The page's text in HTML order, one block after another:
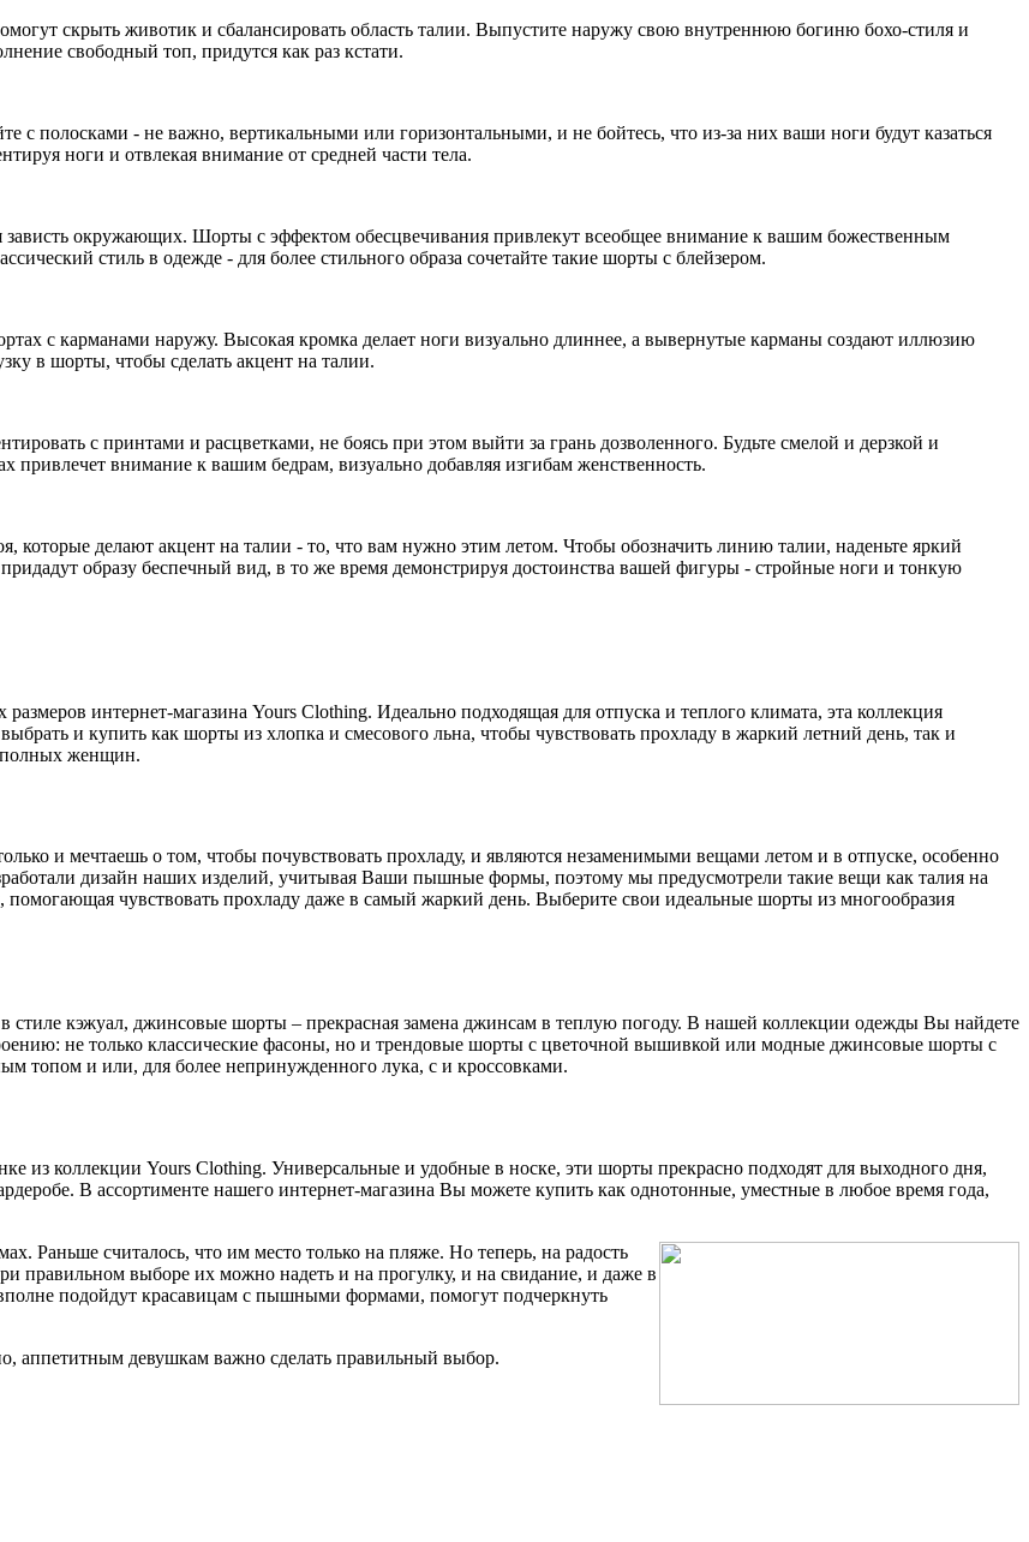
скрыть животик и сбалансировать область талии. Выпустите наружу свою внутреннюю богиню бохо-стиля и
свободный топ, придутся как раз кстати.
с полосками - не важно, вертикальными или горизонтальными, и не бойтесь, что из-за них ваши ноги будут казаться
ноги и отвлекая внимание от средней части тела.
окружающих. Шорты с эффектом обесцвечивания привлекут всеобщее внимание к вашим божественным
стиль в одежде - для более стильного образа сочетайте такие шорты с блейзером.
с карманами наружу. Высокая кромка делает ноги визуально длиннее, а вывернутые карманы создают иллюзию
в шорты, чтобы сделать акцент на талии.
с принтами и расцветками, не боясь при этом выйти за грань дозволенного. Будьте смелой и дерзкой и
привлечет внимание к вашим бедрам, визуально добавляя изгибам женственность.
делают акцент на талии - то, что вам нужно этим летом. Чтобы обозначить линию талии, наденьте яркий
образу беспечный вид, в то же время демонстрируя достоинства вашей фигуры - стройные ноги и тонкую
интернет-магазина Yours Clothing. Идеально подходящая для отпуска и теплого климата, эта коллекция
и купить как шорты из хлопка и смесового льна, чтобы чувствовать прохладу в жаркий летний день, так и
полных женщин.
и мечтаешь о том, чтобы почувствовать прохладу, и являются незаменимыми вещами летом и в отпуске, особенно
дизайн наших изделий, учитывая Ваши пышные формы, поэтому мы предусмотрели такие вещи как талия на
помогающая чувствовать прохладу даже в самый жаркий день. Выберите свои идеальные шорты из многообразия
стиле кэжуал, джинсовые шорты – прекрасная замена джинсам в теплую погоду. В нашей коллекции одежды Вы найдете
не только классические фасоны, но и трендовые шорты с цветочной вышивкой или модные джинсовые шорты с
топом и или, для более непринужденного лука, с и кроссовками.
из коллекции Yours Clothing. Универсальные и удобные в носке, эти шорты прекрасно подходят для выходного дня,
В ассортименте нашего интернет-магазина Вы можете купить как однотонные, уместные в любое время года,
Раньше считалось, что им место только на пляже. Но теперь, на радость
правильном выборе их можно надеть и на прогулку, и на свидание, и даже в
подойдут красавицам с пышными формами, помогут подчеркнуть
аппетитным девушкам важно сделать правильный выбор.